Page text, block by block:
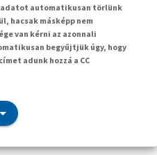
adatot automatikusan törlünk
hacsak másképp nem
van kérni az azonnali
begyűjtjük úgy, hogy
adunk hozzá a CC